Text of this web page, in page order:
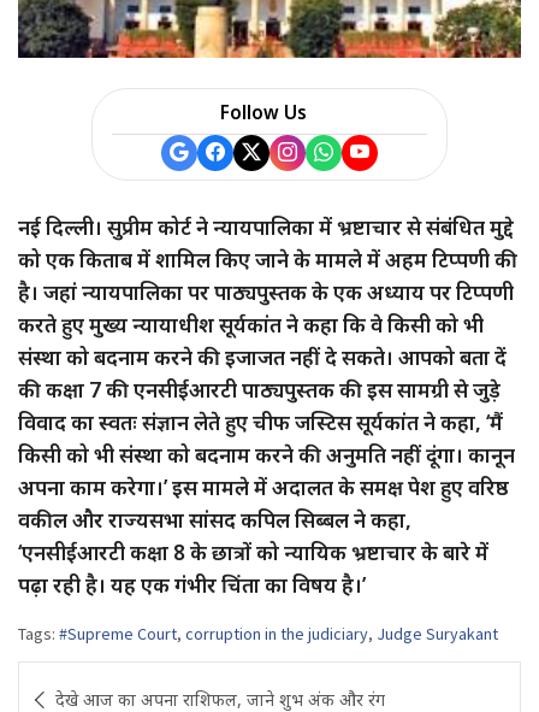
Follow Us
नई दिल्ली। सुप्रीम कोर्ट ने न्यायपालिका में भ्रष्टाचार से संबंधित मुद्दे
को एक किताब में शामिल किए जाने के मामले में अहम टिप्पणी की
है। जहां न्यायपालिका पर पाठ्यपुस्तक के एक अध्याय पर टिप्पणी
करते हुए मुख्य न्यायाधीश सूर्यकांत ने कहा कि वे किसी को भी
संस्था को बदनाम करने की इजाजत नहीं दे सकते। आपको बता दें
की कक्षा 7 की एनसीईआरटी पाठ्यपुस्तक की इस सामग्री से जुड़े
विवाद का स्वतः संज्ञान लेते हुए चीफ जस्टिस सूर्यकांत ने कहा, ‘मैं
किसी को भी संस्था को बदनाम करने की अनुमति नहीं दूंगा। कानून
अपना काम करेगा।’ इस मामले में अदालत के समक्ष पेश हुए वरिष्ठ
वकील और राज्यसभा सांसद कपिल सिब्बल ने कहा,
‘एनसीईआरटी कक्षा 8 के छात्रों को न्यायिक भ्रष्टाचार के बारे में
पढ़ा रही है। यह एक गंभीर चिंता का विषय है।’
Tags: #Supreme Court, corruption in the judiciary, Judge Suryakant
देखे आज का अपना राशिफल, जाने शुभ अंक और रंग
r